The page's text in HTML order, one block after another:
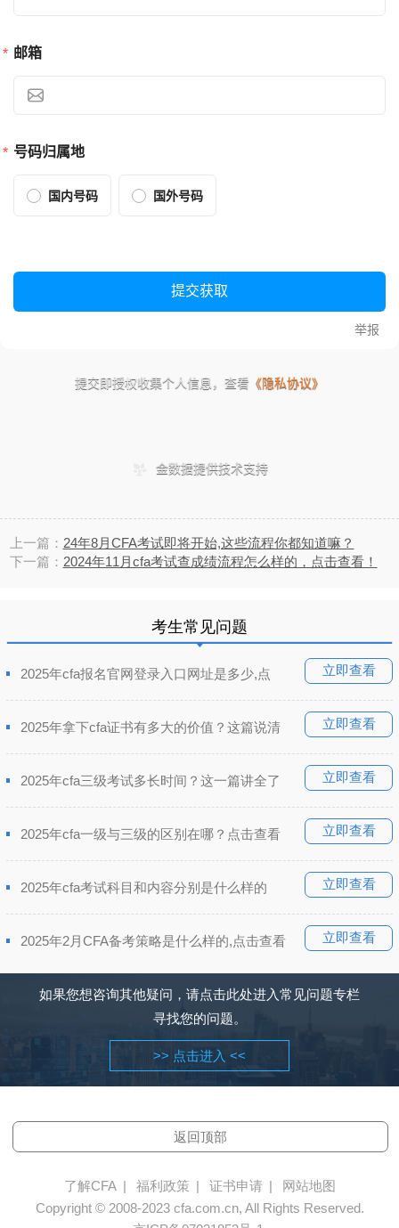
上一篇： 24年8月CFA考试即将开始,这些流程你都知道嘛？
下一篇： 2024年11月cfa考试查成绩流程怎么样的，点击查看！
考生常见问题
立即查看
2025年cfa报名官网登录入口网址是多少,点
立即查看
2025年拿下cfa证书有多大的价值？这篇说清
立即查看
2025年cfa三级考试多长时间？这一篇讲全了
立即查看
2025年cfa一级与三级的区别在哪？点击查看
立即查看
2025年cfa考试科目和内容分别是什么样的
立即查看
2025年2月CFA备考策略是什么样的,点击查看
如果您想咨询其他疑问，请点击此处进入常见问题专栏
寻找您的问题。
>> 点击进入 <<
返回顶部
了解CFA | 福利政策 | 证书申请 |
网站地图
Copyright © 2008-2023 cfa.com.cn, All Rights Reserved.